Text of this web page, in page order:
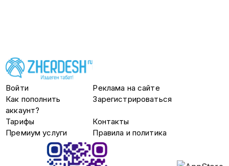
Войти
Реклама на сайте
Как пополнить
аккаунт?
Зарегистрироваться
Тарифы
Контакты
Премиум услуги
Правила и политика